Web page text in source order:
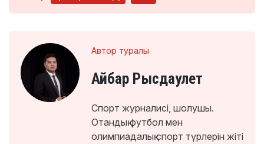
Автор туралы
Айбар Рысдаулет
Спорт журналисі, шолушы.
Отандық футбол мен
олимпиадалық спорт түрлерін жіті